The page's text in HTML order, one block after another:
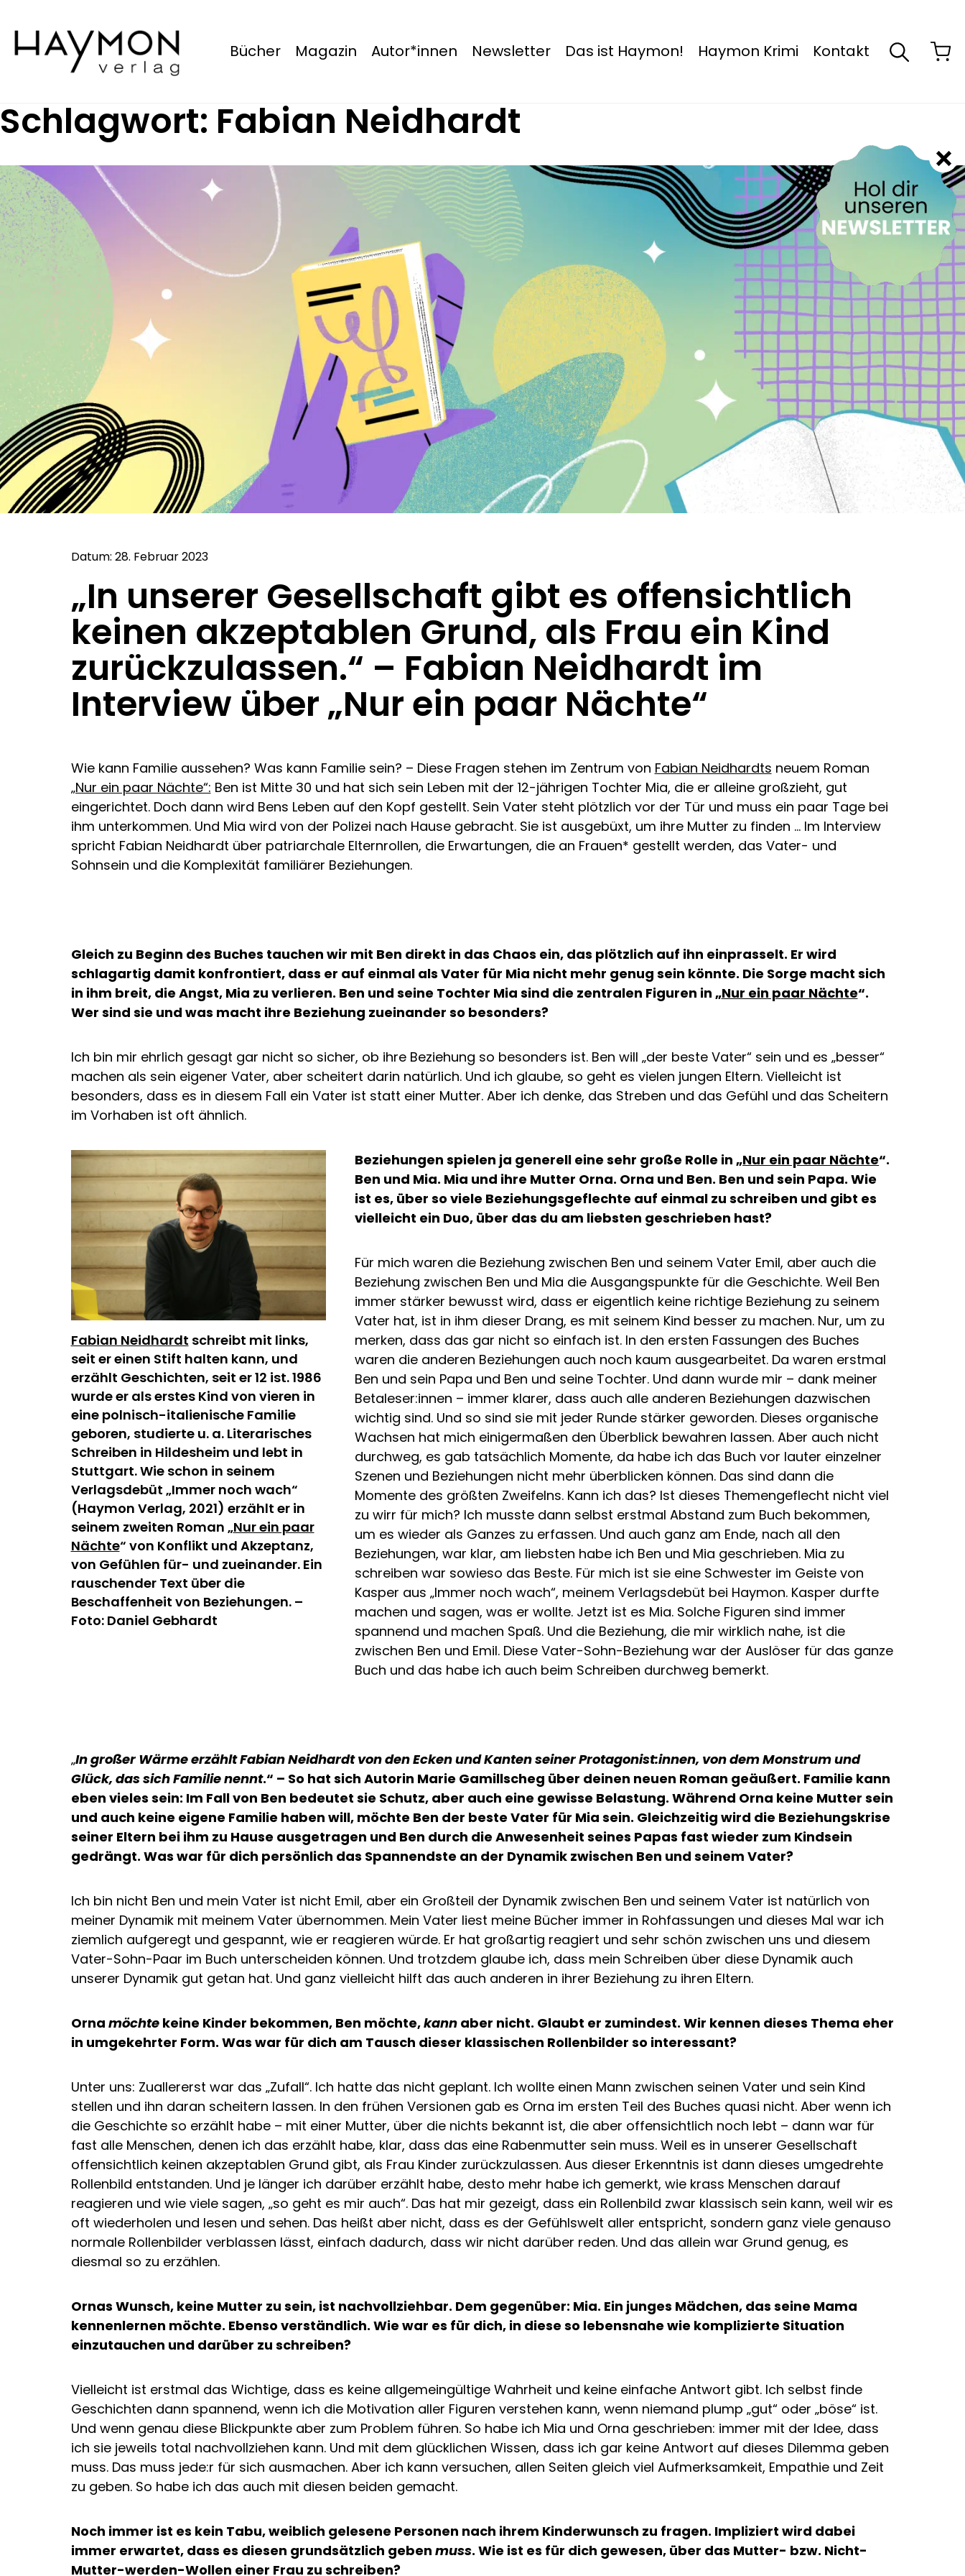
Bücher Magazin Autor*innen Newsletter Das ist Haymon! Haymon Krimi Kontakt
Schlagwort: Fabian Neidhardt
Datum: 28. Februar 2023
„In unserer Gesellschaft gibt es offensichtlich
keinen akzeptablen Grund, als Frau ein Kind
zurückzulassen.“ – Fabian Neidhardt im
Interview über „Nur ein paar Nächte“
Wie kann Familie aussehen? Was kann Familie sein? – Diese Fragen stehen im Zentrum von Fabian Neidhardts neuem Roman
„Nur ein paar Nächte“: Ben ist Mitte 30 und hat sich sein Leben mit der 12-jährigen Tochter Mia, die er alleine großzieht, gut
eingerichtet. Doch dann wird Bens Leben auf den Kopf gestellt. Sein Vater steht plötzlich vor der Tür und muss ein paar Tage bei
ihm unterkommen. Und Mia wird von der Polizei nach Hause gebracht. Sie ist ausgebüxt, um ihre Mutter zu finden … Im Interview
spricht Fabian Neidhardt über patriarchale Elternrollen, die Erwartungen, die an Frauen* gestellt werden, das Vater- und
Sohnsein und die Komplexität familiärer Beziehungen.
Gleich zu Beginn des Buches tauchen wir mit Ben direkt in das Chaos ein, das plötzlich auf ihn einprasselt. Er wird
schlagartig damit konfrontiert, dass er auf einmal als Vater für Mia nicht mehr genug sein könnte. Die Sorge macht sich
in ihm breit, die Angst, Mia zu verlieren. Ben und seine Tochter Mia sind die zentralen Figuren in „Nur ein paar Nächte“.
Wer sind sie und was macht ihre Beziehung zueinander so besonders?
Ich bin mir ehrlich gesagt gar nicht so sicher, ob ihre Beziehung so besonders ist. Ben will „der beste Vater“ sein und es „besser“
machen als sein eigener Vater, aber scheitert darin natürlich. Und ich glaube, so geht es vielen jungen Eltern. Vielleicht ist
besonders, dass es in diesem Fall ein Vater ist statt einer Mutter. Aber ich denke, das Streben und das Gefühl und das Scheitern
im Vorhaben ist oft ähnlich.
Fabian Neidhardt schreibt mit links,
seit er einen Stift halten kann, und
erzählt Geschichten, seit er 12 ist. 1986
wurde er als erstes Kind von vieren in
eine polnisch-italienische Familie
geboren, studierte u. a. Literarisches
Schreiben in Hildesheim und lebt in
Stuttgart. Wie schon in seinem
Verlagsdebüt „Immer noch wach“
(Haymon Verlag, 2021) erzählt er in
seinem zweiten Roman „Nur ein paar
Nächte“ von Konflikt und Akzeptanz,
von Gefühlen für- und zueinander. Ein
rauschender Text über die
Beschaffenheit von Beziehungen. –
Foto: Daniel Gebhardt
Beziehungen spielen ja generell eine sehr große Rolle in „Nur ein paar Nächte“.
Ben und Mia. Mia und ihre Mutter Orna. Orna und Ben. Ben und sein Papa. Wie
ist es, über so viele Beziehungsgeflechte auf einmal zu schreiben und gibt es
vielleicht ein Duo, über das du am liebsten geschrieben hast?
Für mich waren die Beziehung zwischen Ben und seinem Vater Emil, aber auch die
Beziehung zwischen Ben und Mia die Ausgangspunkte für die Geschichte. Weil Ben
immer stärker bewusst wird, dass er eigentlich keine richtige Beziehung zu seinem
Vater hat, ist in ihm dieser Drang, es mit seinem Kind besser zu machen. Nur, um zu
merken, dass das gar nicht so einfach ist. In den ersten Fassungen des Buches
waren die anderen Beziehungen auch noch kaum ausgearbeitet. Da waren erstmal
Ben und sein Papa und Ben und seine Tochter. Und dann wurde mir – dank meiner
Betaleser:innen – immer klarer, dass auch alle anderen Beziehungen dazwischen
wichtig sind. Und so sind sie mit jeder Runde stärker geworden. Dieses organische
Wachsen hat mich einigermaßen den Überblick bewahren lassen. Aber auch nicht
durchweg, es gab tatsächlich Momente, da habe ich das Buch vor lauter einzelner
Szenen und Beziehungen nicht mehr überblicken können. Das sind dann die
Momente des größten Zweifelns. Kann ich das? Ist dieses Themengeflecht nicht viel
zu wirr für mich? Ich musste dann selbst erstmal Abstand zum Buch bekommen,
um es wieder als Ganzes zu erfassen. Und auch ganz am Ende, nach all den
Beziehungen, war klar, am liebsten habe ich Ben und Mia geschrieben. Mia zu
schreiben war sowieso das Beste. Für mich ist sie eine Schwester im Geiste von
Kasper aus „Immer noch wach“, meinem Verlagsdebüt bei Haymon. Kasper durfte
machen und sagen, was er wollte. Jetzt ist es Mia. Solche Figuren sind immer
spannend und machen Spaß. Und die Beziehung, die mir wirklich nahe, ist die
zwischen Ben und Emil. Diese Vater-Sohn-Beziehung war der Auslöser für das ganze
Buch und das habe ich auch beim Schreiben durchweg bemerkt.
„In großer Wärme erzählt Fabian Neidhardt von den Ecken und Kanten seiner Protagonist:innen, von dem Monstrum und
Glück, das sich Familie nennt.“ – So hat sich Autorin Marie Gamillscheg über deinen neuen Roman geäußert. Familie kann
eben vieles sein: Im Fall von Ben bedeutet sie Schutz, aber auch eine gewisse Belastung. Während Orna keine Mutter sein
und auch keine eigene Familie haben will, möchte Ben der beste Vater für Mia sein. Gleichzeitig wird die Beziehungskrise
seiner Eltern bei ihm zu Hause ausgetragen und Ben durch die Anwesenheit seines Papas fast wieder zum Kindsein
gedrängt. Was war für dich persönlich das Spannendste an der Dynamik zwischen Ben und seinem Vater?
Ich bin nicht Ben und mein Vater ist nicht Emil, aber ein Großteil der Dynamik zwischen Ben und seinem Vater ist natürlich von
meiner Dynamik mit meinem Vater übernommen. Mein Vater liest meine Bücher immer in Rohfassungen und dieses Mal war ich
ziemlich aufgeregt und gespannt, wie er reagieren würde. Er hat großartig reagiert und sehr schön zwischen uns und diesem
Vater-Sohn-Paar im Buch unterscheiden können. Und trotzdem glaube ich, dass mein Schreiben über diese Dynamik auch
unserer Dynamik gut getan hat. Und ganz vielleicht hilft das auch anderen in ihrer Beziehung zu ihren Eltern.
Orna möchtekeine Kinder bekommen, Ben möchte,kannaber nicht. Glaubt er zumindest. Wir kennen dieses Thema eher
in umgekehrter Form. Was war für dich am Tausch dieser klassischen Rollenbilder so interessant?
Unter uns: Zuallererst war das „Zufall“. Ich hatte das nicht geplant. Ich wollte einen Mann zwischen seinen Vater und sein Kind
stellen und ihn daran scheitern lassen. In den frühen Versionen gab es Orna im ersten Teil des Buches quasi nicht. Aber wenn ich
die Geschichte so erzählt habe – mit einer Mutter, über die nichts bekannt ist, die aber offensichtlich noch lebt – dann war für
fast alle Menschen, denen ich das erzählt habe, klar, dass das eine Rabenmutter sein muss. Weil es in unserer Gesellschaft
offensichtlich keinen akzeptablen Grund gibt, als Frau Kinder zurückzulassen. Aus dieser Erkenntnis ist dann dieses umgedrehte
Rollenbild entstanden. Und je länger ich darüber erzählt habe, desto mehr habe ich gemerkt, wie krass Menschen darauf
reagieren und wie viele sagen, „so geht es mir auch“. Das hat mir gezeigt, dass ein Rollenbild zwar klassisch sein kann, weil wir es
oft wiederholen und lesen und sehen. Das heißt aber nicht, dass es der Gefühlswelt aller entspricht, sondern ganz viele genauso
normale Rollenbilder verblassen lässt, einfach dadurch, dass wir nicht darüber reden. Und das allein war Grund genug, es
diesmal so zu erzählen.
Ornas Wunsch, keine Mutter zu sein, ist nachvollziehbar. Dem gegenüber: Mia. Ein junges Mädchen, das seine Mama
kennenlernen möchte. Ebenso verständlich. Wie war es für dich, in diese so lebensnahe wie komplizierte Situation
einzutauchen und darüber zu schreiben?
Vielleicht ist erstmal das Wichtige, dass es keine allgemeingültige Wahrheit und keine einfache Antwort gibt. Ich selbst finde
Geschichten dann spannend, wenn ich die Motivation aller Figuren verstehen kann, wenn niemand plump „gut“ oder „böse“ ist.
Und wenn genau diese Blickpunkte aber zum Problem führen. So habe ich Mia und Orna geschrieben: immer mit der Idee, dass
ich sie jeweils total nachvollziehen kann. Und mit dem glücklichen Wissen, dass ich gar keine Antwort auf dieses Dilemma geben
muss. Das muss jede:r für sich ausmachen. Aber ich kann versuchen, allen Seiten gleich viel Aufmerksamkeit, Empathie und Zeit
zu geben. So habe ich das auch mit diesen beiden gemacht.
Noch immer ist es kein Tabu, weiblich gelesene Personen nach ihrem Kinderwunsch zu fragen. Impliziert wird dabei
immer erwartet, dass es diesen grundsätzlich geben muss. Wie ist es für dich gewesen, über das Mutter- bzw. Nicht-
Mutter-werden-Wollen einer Frau zu schreiben?